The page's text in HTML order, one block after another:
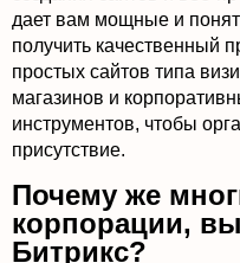
дает вам мощные и
получить качественный
простых сайтов типа
магазинов и
инструментов, чтобы
присутствие.
Почему же
корпорации,
Битрикс?